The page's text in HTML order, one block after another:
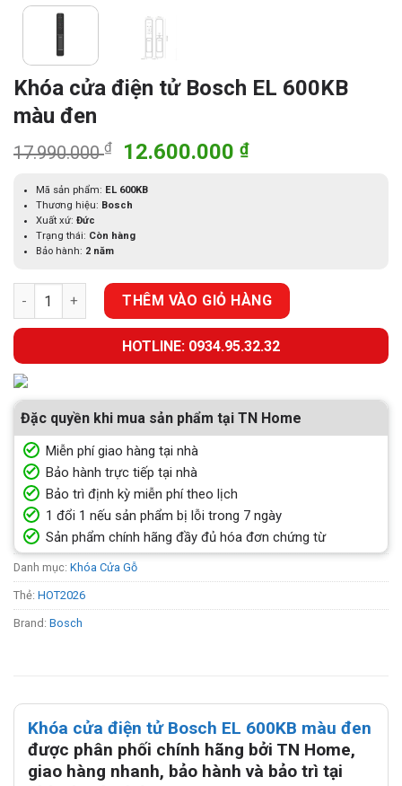
Khóa cửa điện tử Bosch EL 600KB
màu đen
17.990.000₫
Giá
là:
17.990.000 ₫.
12.600.000 ₫Giá
Mã sản phẩm: EL 600KB
Thương hiệu: Bosch
Xuất xứ: Đức
Trạng thái: Còn hàng
Bảo hành: 2 năm
Khóa cửa điện tử Bosch EL 600KB màu đen số lượng
THÊM VÀO GIỎ HÀNG
HOTLINE: 0934.95.32.32
Đặc quyền khi mua sản phẩm tại TN Home
Miễn phí giao hàng tại nhà
Bảo hành trực tiếp tại nhà
Bảo trì định kỳ miễn phí theo lịch
1 đổi 1 nếu sản phẩm bị lỗi trong 7 ngày
Sản phẩm chính hãng đầy đủ hóa đơn chứng từ
Danh mục: Khóa Cửa Gỗ
Thẻ: HOT2026
Brand: Bosch
Khóa cửa điện tử Bosch EL 600KB màu đen
được phân phối chính hãng bởi TN Home,
giao hàng nhanh, bảo hành và bảo trì tại